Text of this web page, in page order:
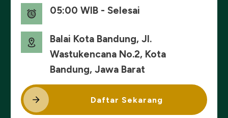
05:00 WIB - Selesai
Balai Kota Bandung, Jl.
Wastukencana No.2, Kota
Bandung, Jawa Barat
Daftar Sekarang